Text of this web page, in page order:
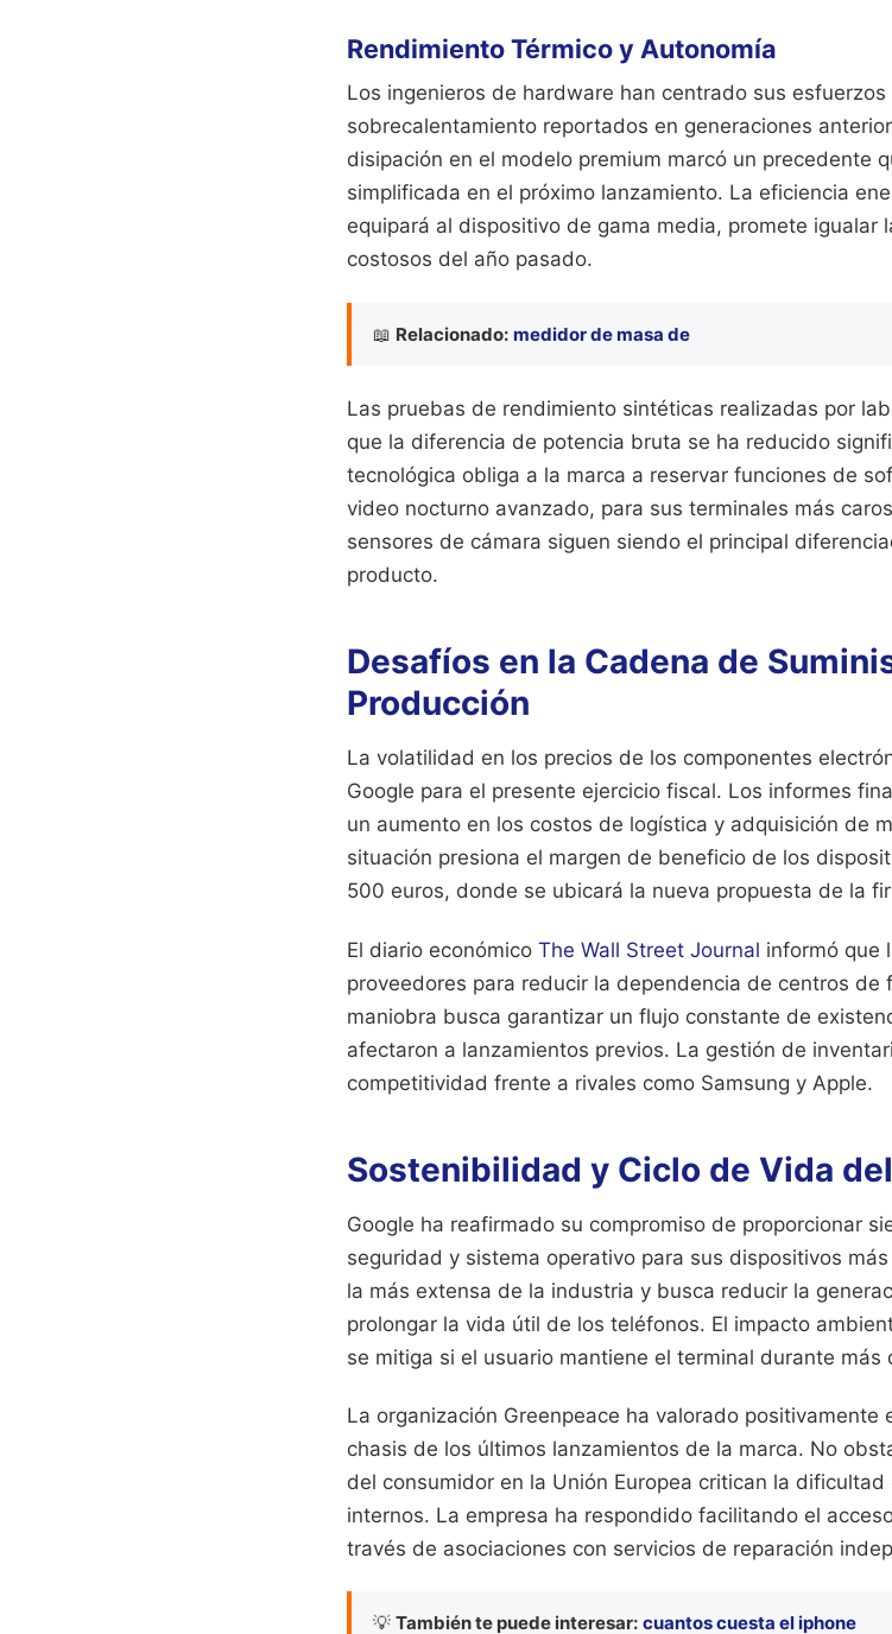
Rendimiento Térmico y Autonomía
Los ingenieros de hardware han centrado sus
sobrecalentamiento reportados en generaciones
disipación en el modelo premium marcó un precedente
simplificada en el próximo lanzamiento. La eficiencia
equipará al dispositivo de gama media, promete igualar
costosos del año pasado.
📖 Relacionado: medidor de masa de
Las pruebas de rendimiento sintéticas realizadas por
que la diferencia de potencia bruta se ha reducido
tecnológica obliga a la marca a reservar funciones de
video nocturno avanzado, para sus terminales más
sensores de cámara siguen siendo el principal
producto.
Desafíos en la Cadena de
Producción
La volatilidad en los precios de los componentes
Google para el presente ejercicio fiscal. Los informes
un aumento en los costos de logística y adquisición de
situación presiona el margen de beneficio de los
500 euros, donde se ubicará la nueva propuesta de la
El diario económico The Wall Street Journal informó que
proveedores para reducir la dependencia de centros de
maniobra busca garantizar un flujo constante de
afectaron a lanzamientos previos. La gestión de
competitividad frente a rivales como Samsung y Apple.
Sostenibilidad y Ciclo de Vida
Google ha reafirmado su compromiso de proporcionar
seguridad y sistema operativo para sus dispositivos
la más extensa de la industria y busca reducir la
prolongar la vida útil de los teléfonos. El impacto
se mitiga si el usuario mantiene el terminal durante más
La organización Greenpeace ha valorado
chasis de los últimos lanzamientos de la marca. No
del consumidor en la Unión Europea critican la
internos. La empresa ha respondido facilitando el
través de asociaciones con servicios de reparación
💡 También te puede interesar: cuantos cuesta el iphone